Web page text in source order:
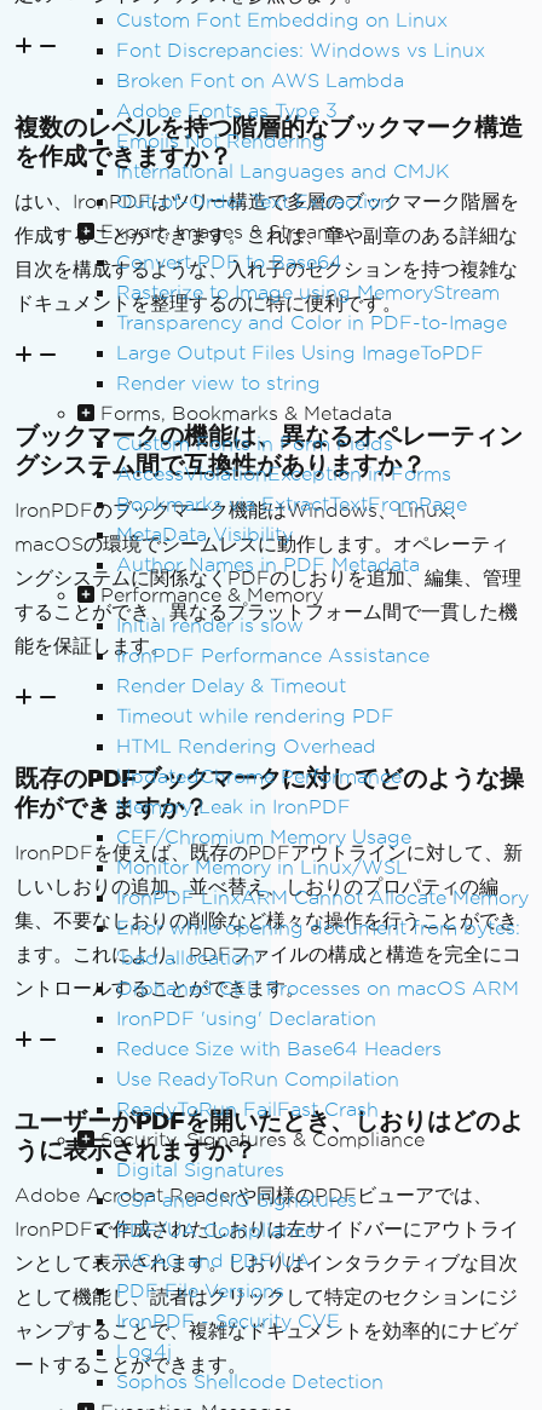
Custom Font Embedding on Linux
Font Discrepancies: Windows vs Linux
Broken Font on AWS Lambda
Adobe Fonts as Type 3
Emojis Not Rendering
International Languages and CMJK
Out-of-Order Text Extraction
Export, Images & Streams
Convert PDF to Base64
Rasterize to Image using MemoryStream
Transparency and Color in PDF-to-Image
Large Output Files Using ImageToPDF
Render view to string
Forms, Bookmarks & Metadata
Custom Fonts in Form Fields
AccessViolationException in Forms
Bookmarks via ExtractTextFromPage
MetaData Visibility
Author Names in PDF Metadata
Performance & Memory
Initial render is slow
IronPDF Performance Assistance
Render Delay & Timeout
Timeout while rendering PDF
HTML Rendering Overhead
UpdatedChrome Performance
Memory Leak in IronPDF
CEF/Chromium Memory Usage
Monitor Memory in Linux/WSL
IronPDF LinxARM Cannot Allocate Memory
Error while opening document from bytes:
'bad allocation'
Orphaned CEF Processes on macOS ARM
IronPDF 'using' Declaration
Reduce Size with Base64 Headers
Use ReadyToRun Compilation
ReadyToRun FailFast Crash
Security, Signatures & Compliance
Digital Signatures
CSP and CNG Signatures
PDF/UA Compliance
WCAG and PDF/UA
PDF File Versions
IronPDF - Security CVE
Log4j
Sophos Shellcode Detection
複数のレベルを持つ階層的なブックマーク構造
を作成できますか？
はい、IronPDFはツリー構造で多層のブックマーク階層を
作成することができます。これは、章や副章のある詳細な
目次を構成するような、入れ子のセクションを持つ複雑な
ドキュメントを整理するのに特に便利です。
ブックマークの機能は、異なるオペレーティン
グシステム間で互換性がありますか？
IronPDFのブックマーク機能はWindows、Linux、
macOSの環境でシームレスに動作します。オペレーティ
ングシステムに関係なくPDFのしおりを追加、編集、管理
することができ、異なるプラットフォーム間で一貫した機
能を保証します。
既存のPDFブックマークに対してどのような操
作ができますか？
IronPDFを使えば、既存のPDFアウトラインに対して、新
しいしおりの追加、並べ替え、しおりのプロパティの編
集、不要なしおりの削除など様々な操作を行うことができ
ます。これにより、PDFファイルの構成と構造を完全にコ
ントロールすることができます。
ユーザーがPDFを開いたとき、しおりはどのよ
うに表示されますか？
Adobe Acrobat Readerや同様のPDFビューアでは、
IronPDFで作成されたしおりは左サイドバーにアウトライ
ンとして表示されます。しおりはインタラクティブな目次
として機能し、読者はクリックして特定のセクションにジ
ャンプすることで、複雑なドキュメントを効率的にナビゲ
ートすることができます。